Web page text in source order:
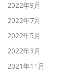
2022年9月
2022年7月
2022年5月
2022年3月
2021年11月